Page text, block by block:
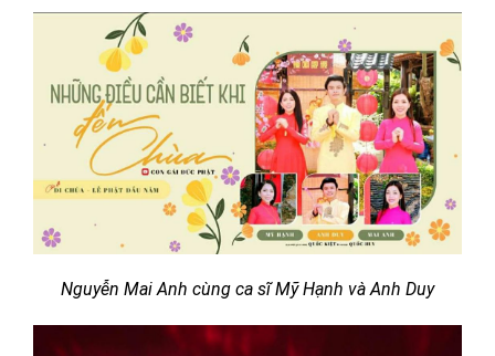
Nguyễn Mai Anh cùng ca sĩ Mỹ Hạnh và Anh Duy